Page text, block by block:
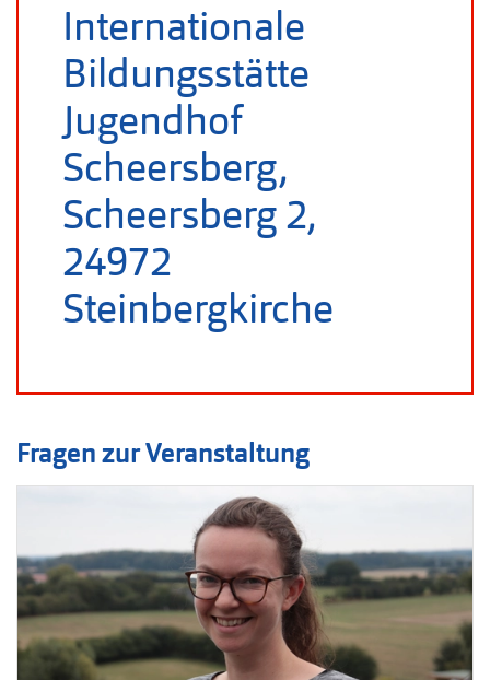
Internationale
Bildungsstätte
Jugendhof
Scheersberg,
Scheersberg 2,
24972
Steinbergkirche
Fragen zur Veranstaltung